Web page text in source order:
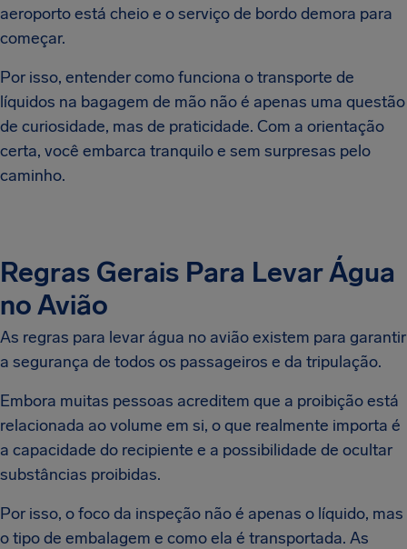
aeroporto está cheio e o serviço de bordo demora para
começar.
Por isso, entender como funciona o transporte de
líquidos na bagagem de mão não é apenas uma questão
de curiosidade, mas de praticidade. Com a orientação
certa, você embarca tranquilo e sem surpresas pelo
caminho.
Regras Gerais Para Levar Água
no Avião
As regras para levar água no avião existem para garantir
a segurança de todos os passageiros e da tripulação.
Embora muitas pessoas acreditem que a proibição está
relacionada ao volume em si, o que realmente importa é
a capacidade do recipiente e a possibilidade de ocultar
substâncias proibidas.
Por isso, o foco da inspeção não é apenas o líquido, mas
o tipo de embalagem e como ela é transportada. As